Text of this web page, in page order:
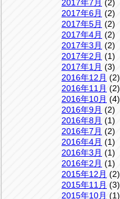
2017年7月 (2)
2017年6月 (2)
2017年5月 (2)
2017年4月 (2)
2017年3月 (2)
2017年2月 (1)
2017年1月 (3)
2016年12月 (2)
2016年11月 (2)
2016年10月 (4)
2016年9月 (2)
2016年8月 (1)
2016年7月 (2)
2016年4月 (1)
2016年3月 (1)
2016年2月 (1)
2015年12月 (2)
2015年11月 (3)
2015年10月 (1)